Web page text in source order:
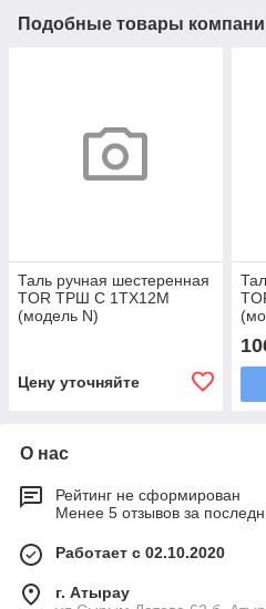
Подобные товары
Таль ручная шестеренная
TOR ТРШ C 1ТХ12М
(модель N)
Цену уточняйте
О нас
Рейтинг не сформирован
Менее 5 отзывов за
Работает с 02.10.2020
г. Атырау